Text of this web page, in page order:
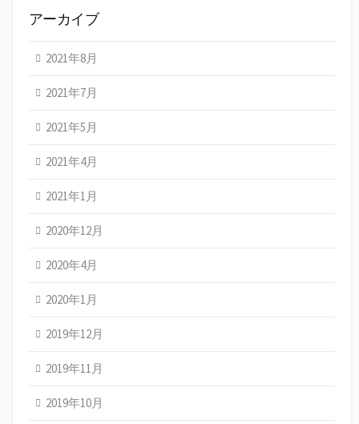
アーカイブ
2021年8月
2021年7月
2021年5月
2021年4月
2021年1月
2020年12月
2020年4月
2020年1月
2019年12月
2019年11月
2019年10月